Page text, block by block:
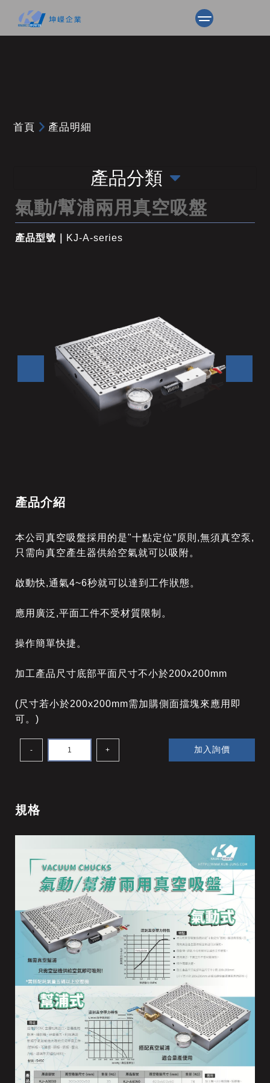
首頁 產品明細
產品分類
氣動/幫浦兩用真空吸盤
產品型號｜ KJ-A-series
產品介紹
本公司真空吸盤採用的是"十點定位”原則,無須真空泵,
只需向真空產生器供給空氣就可以吸附。
啟動快,通氣4~6秒就可以達到工作狀態。
應用廣泛,平面工件不受材質限制。
操作簡單快捷。
加工產品尺寸底部平面尺寸不小於200x200mm
(尺寸若小於200x200mm需加購側面擋塊來應用即
可。)
- + 加入詢價
規格